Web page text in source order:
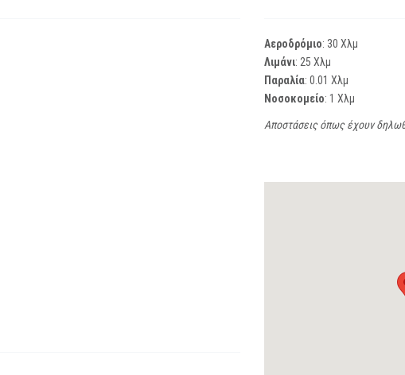
Αεροδρόμιο: 30 Χλμ
Λιμάνι: 25 Χλμ
Παραλία: 0.01 Χλμ
Νοσοκομείο: 1 Χλμ
Αποστάσεις όπως έχουν